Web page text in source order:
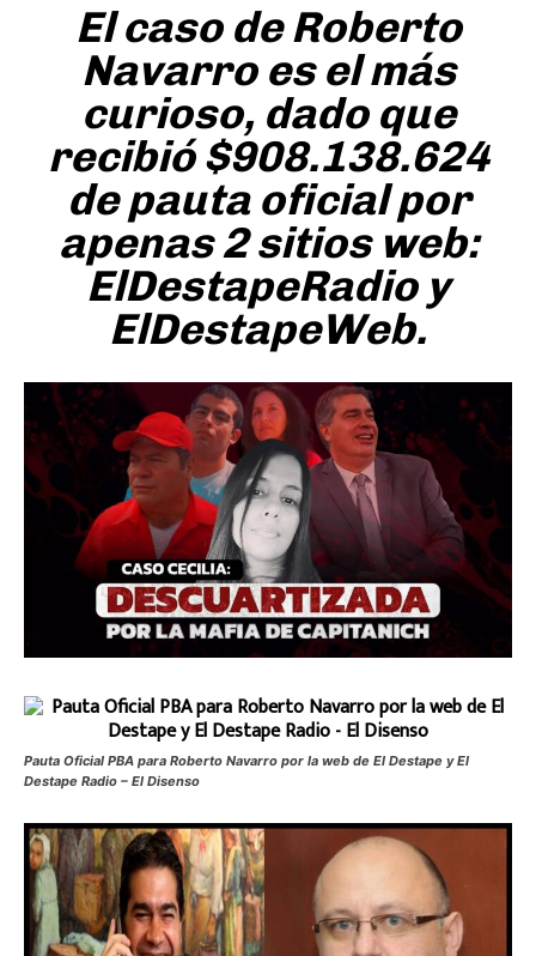
El caso de Roberto
Navarro es el más
curioso, dado que
recibió $908.138.624
de pauta oficial por
apenas 2 sitios web:
ElDestapeRadio y
ElDestapeWeb.
Pauta Oficial PBA para Roberto Navarro por la web de El Destape y El
Destape Radio – El Disenso